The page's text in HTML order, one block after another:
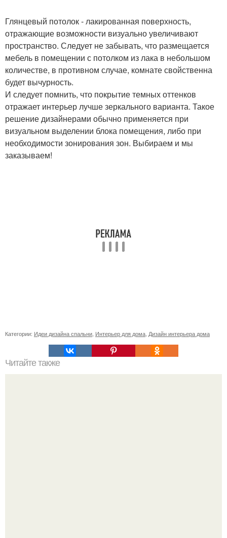
Глянцевый потолок - лакированная поверхность,
отражающие возможности визуально увеличивают
пространство. Следует не забывать, что размещается
мебель в помещении с потолком из лака в небольшом
количестве, в противном случае, комнате свойственна
будет вычурность.
И следует помнить, что покрытие темных оттенков
отражает интерьер лучше зеркального варианта. Такое
решение дизайнерами обычно применяется при
визуальном выделении блока помещения, либо при
необходимости зонирования зон. Выбираем и мы
заказываем!
Категории: Идеи дизайна спальни, Интерьер для дома, Дизайн интерьера дома
Читайте также